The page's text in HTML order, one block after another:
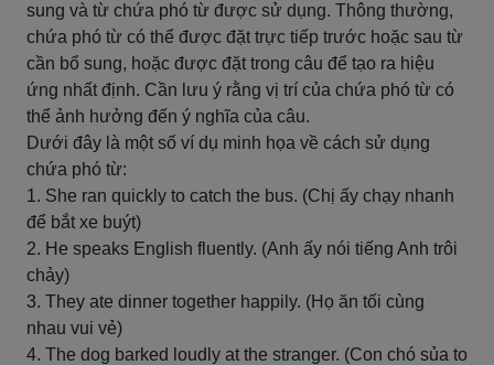
sung và từ chứa phó từ được sử dụng. Thông thường,
chứa phó từ có thể được đặt trực tiếp trước hoặc sau từ
cần bổ sung, hoặc được đặt trong câu để tạo ra hiệu
ứng nhất định. Cần lưu ý rằng vị trí của chứa phó từ có
thể ảnh hưởng đến ý nghĩa của câu.
Dưới đây là một số ví dụ minh họa về cách sử dụng
chứa phó từ:
1. She ran quickly to catch the bus. (Chị ấy chạy nhanh
để bắt xe buýt)
2. He speaks English fluently. (Anh ấy nói tiếng Anh trôi
chảy)
3. They ate dinner together happily. (Họ ăn tối cùng
nhau vui vẻ)
4. The dog barked loudly at the stranger. (Con chó sủa to